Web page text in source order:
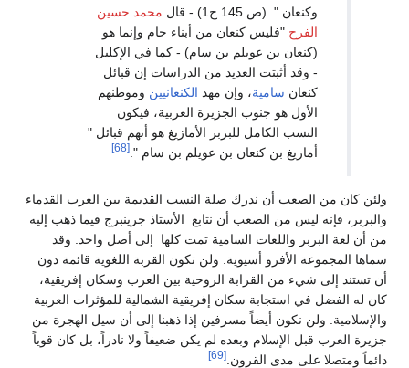
محمد حسين
"فليس كنعان من أبناء حام وإنما هو
بن عويلم بن سام) - كما في الإكليل
أثبتت العديد من الدراسات إن قبائل
، وإن مهدالكنعانيينوموطنهم
هو جنوب الجزيرة العربية، فيكون
الكامل للبربر الأمازيغ هو أنهم قبائل "
بن كنعان بن عويلم بن سام ".
أن ندرك صلة النسب القديمة بين العرب القدماء
من الصعب أن نتابع الأستاذ جرينبرج فيما ذهب إليه
واللغات السامية تمت كلها إلى أصل واحد. وقد
أسيوية. ولن تكون القربة اللغوية قائمة دون
من القرابة الروحية بين العرب وسكان إفريقية،
استجابة سكان إفريقية الشمالية للمؤثرات العربية
نكون أيضاً مسرفين إذا ذهبنا إلى أن سيل الهجرة من
الإسلام وبعده لم يكن ضعيفاً ولا نادراً، بل كان قوياً
مدى القرون.[69]